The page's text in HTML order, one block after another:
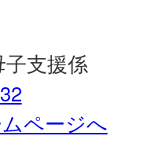
支援係
ページへ